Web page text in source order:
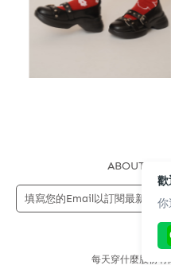
ABOUT US
每天穿什麼股份有